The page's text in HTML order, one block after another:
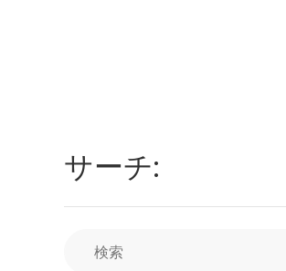
Tedee Keypad PRO
サーチ: